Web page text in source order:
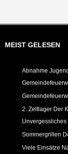
MEIST GELESEN
Abnahme
2. Zeltlager Der
Sommergrillen
Viele Einsätze